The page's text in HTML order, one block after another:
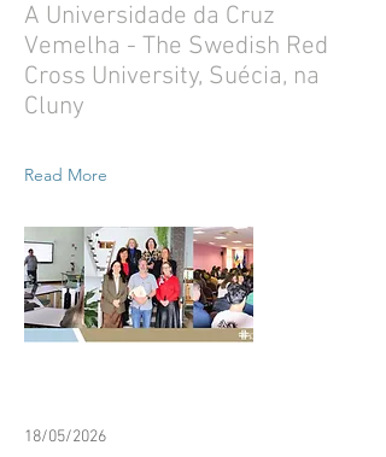
A Universidade da Cruz
Vemelha - The Swedish Red
Cross University, Suécia, na
Cluny
Read More
18/05/2026